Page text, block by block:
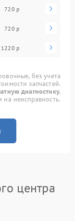
720 р
720 р
1220 р
без учета
запчастей.
диагностику.
неисправность.
центра